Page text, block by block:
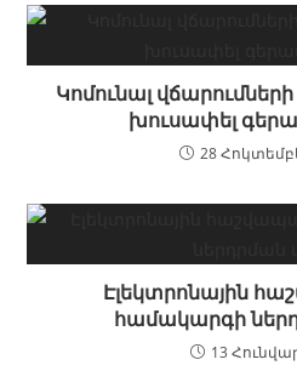
Կոմունալ
խուսափել
28
Էլեկտրոնային
համակարգի
13